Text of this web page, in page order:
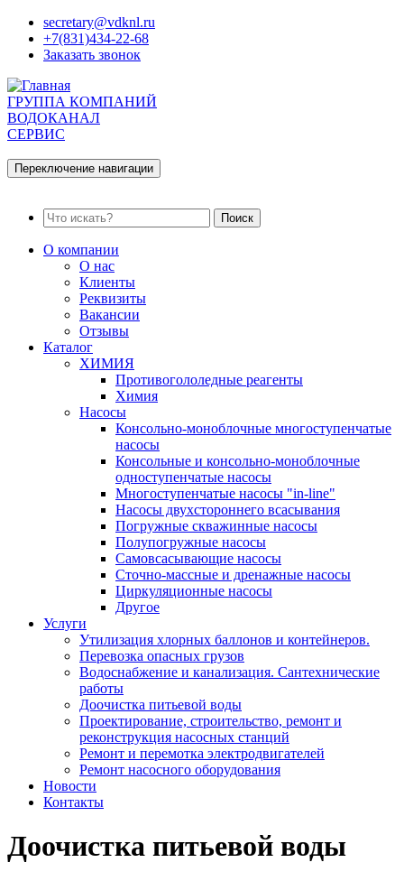
secretary@vdknl.ru
+7(831)434-22-68
Заказать звонок
ГРУППА КОМПАНИЙ
ВОДОКАНАЛ
СЕРВИС
Переключение навигации
Поиск
О компании
О нас
Клиенты
Реквизиты
Вакансии
Отзывы
Каталог
ХИМИЯ
Противогололедные реагенты
Химия
Насосы
Консольно-моноблочные многоступенчатые
насосы
Консольные и консольно-моноблочные
одноступенчатые насосы
Многоступенчатые насосы "in-line"
Насосы двухстороннего всасывания
Погружные скважинные насосы
Полупогружные насосы
Самовсасывающие насосы
Сточно-массные и дренажные насосы
Циркуляционные насосы
Другое
Услуги
Утилизация хлорных баллонов и контейнеров.
Перевозка опасных грузов
Водоснабжение и канализация. Сантехнические
работы
Доочистка питьевой воды
Проектирование, строительство, ремонт и
реконструкция насосных станций
Ремонт и перемотка электродвигателей
Ремонт насосного оборудования
Новости
Контакты
Доочистка питьевой воды